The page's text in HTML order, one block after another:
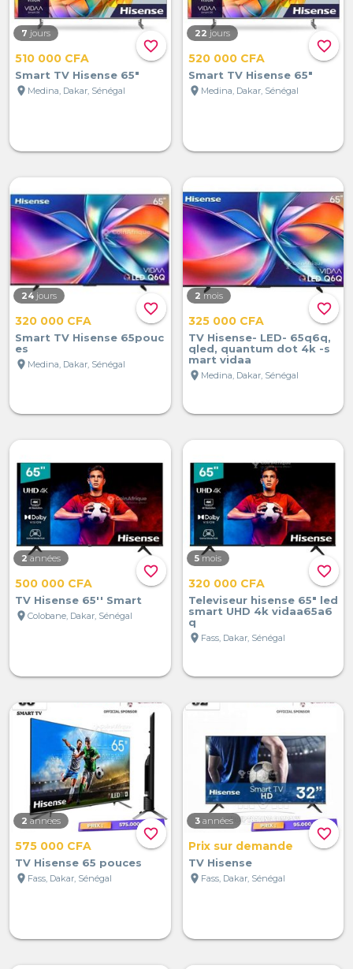
favorite_border
7 jours
510 000 CFA
Smart TV Hisense 65"
location_on Medina, Dakar, Sénégal
favorite_border
22 jours
520 000 CFA
Smart TV Hisense 65"
location_on Medina, Dakar, Sénégal
favorite_border
24 jours
320 000 CFA
Smart TV Hisense 65pouc
es
location_on Medina, Dakar, Sénégal
favorite_border
2 mois
325 000 CFA
TV Hisense- LED- 65q6q,
qled, quantum dot 4k -s
mart vidaa
location_on Medina, Dakar, Sénégal
favorite_border
2 années
500 000 CFA
TV Hisense 65'' Smart
location_on Colobane, Dakar, Sénégal
favorite_border
5 mois
320 000 CFA
Televiseur hisense 65" led
smart UHD 4k vidaa65a6
q
location_on Fass, Dakar, Sénégal
favorite_border
2 années
575 000 CFA
TV Hisense 65 pouces
location_on Fass, Dakar, Sénégal
favorite_border
3 années
Prix sur demande
TV Hisense
location_on Fass, Dakar, Sénégal